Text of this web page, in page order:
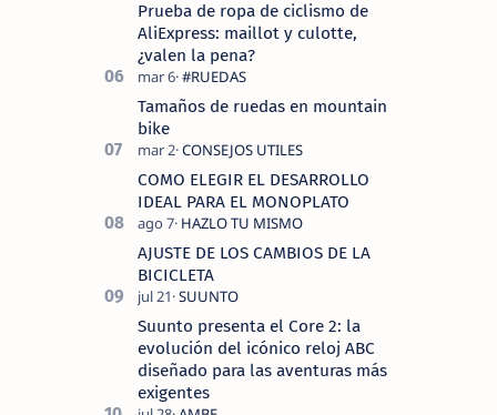
Prueba de ropa de ciclismo de
AliExpress: maillot y culotte,
¿valen la pena?
Tamaños de ruedas en mountain
bike
COMO ELEGIR EL DESARROLLO
IDEAL PARA EL MONOPLATO
AJUSTE DE LOS CAMBIOS DE LA
BICICLETA
Suunto presenta el Core 2: la
evolución del icónico reloj ABC
diseñado para las aventuras más
exigentes